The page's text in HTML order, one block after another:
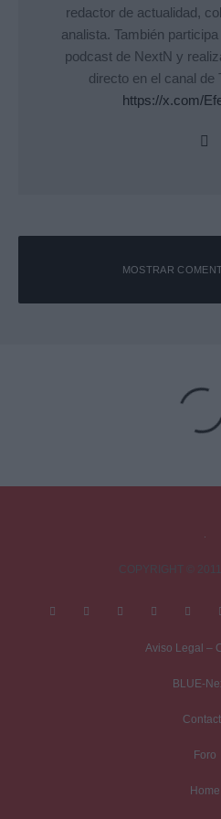
redactor de actualidad,
analista. También
podcast de NextN y
directo en el canal de
https://x.com/
MOSTRAR
Tu dirección de correo electrónico no
Aviso Legal –
BLUE-
Foro
Home